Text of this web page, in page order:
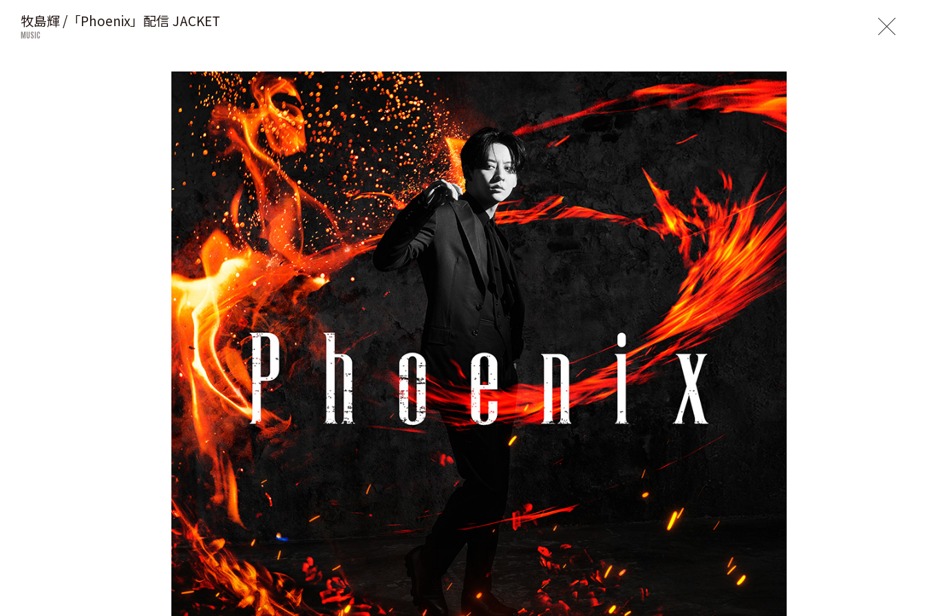
牧島輝 /「Phoenix」配信 JACKET
MUSIC